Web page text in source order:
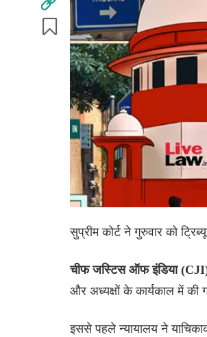
सुप्रीम कोर्ट ने गुरुवार को
चीफ जस्टिस ऑफ इंडिया
और अध्यक्षों के कार्यकाल में की
इससे पहले न्यायालय ने